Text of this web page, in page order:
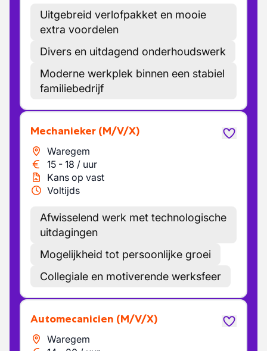
Uitgebreid verlofpakket en mooie
extra voordelen
Divers en uitdagend onderhoudswerk
Moderne werkplek binnen een stabiel
familiebedrijf
Mechanieker (M/V/X)
Waregem
15 - 18 / uur
Kans op vast
Voltijds
Afwisselend werk met technologische
uitdagingen
Mogelijkheid tot persoonlijke groei
Collegiale en motiverende werksfeer
Automecanicien (M/V/X)
Waregem